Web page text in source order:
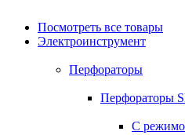
Посмотреть все товары
Электроинструмент
Перфораторы
Перфораторы
С